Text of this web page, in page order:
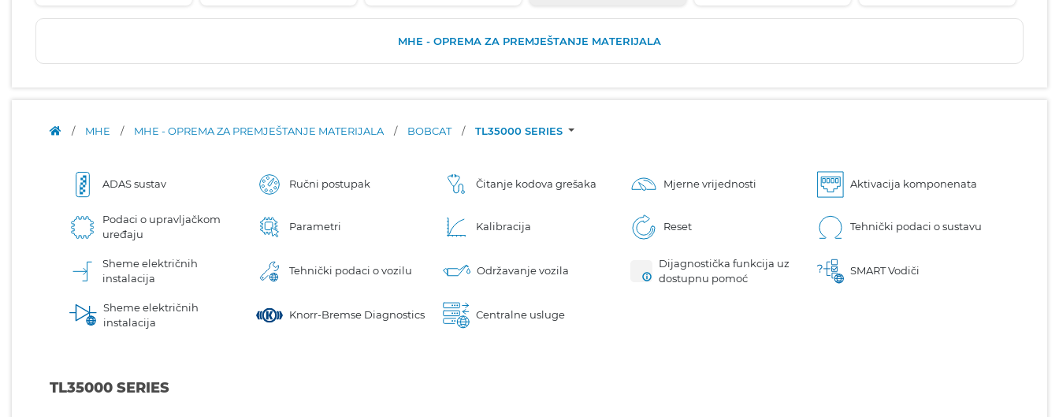
MHE - OPREMA ZA PREMJEŠTANJE MATERIJALA
/ MHE / MHE - OPREMA ZA PREMJEŠTANJE MATERIJALA / BOBCAT / TL35000 SERIES
ADAS sustav Ručni postupak Čitanje kodova grešaka Mjerne vrijednosti Aktivacija komponenata
Podaci o upravljačkom
uređaju
Parametri Kalibracija Reset Tehnički podaci o sustavu
Sheme električnih
instalacija
Tehnički podaci o vozilu Održavanje vozila
Dijagnostička funkcija uz
dostupnu pomoć
SMART Vodiči
Sheme električnih
instalacija
Knorr-Bremse Diagnostics Centralne usluge
TL35000 SERIES